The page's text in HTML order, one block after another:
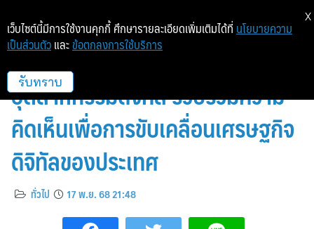
ดีป้า หารือเครือข่ายพันธมิตร
อุตสาหกรรมดิจิทัล รวบรวมความ
คิดเห็นเพื่อการขับเคลื่อนเศรษฐกิจ
ดิจิทัลของประเทศ
ทั่วไป 17 พ.ย. 68 21:48
เว็บไซต์นี้มีการใช้งานคุกกี้ ศึกษารายละเอียดเพิ่มเติมได้ที่ นโยบายความ
เป็นส่วนตัว และ ข้อตกลงการใช้บริการ
รับทราบ
X